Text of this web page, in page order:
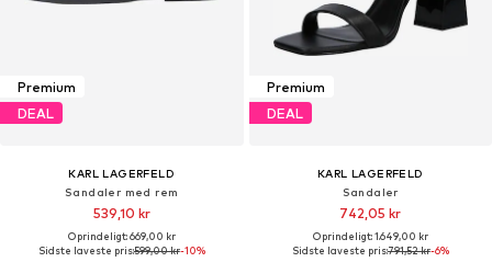
Premium
DEAL
KARL LAGERFELD
Sandaler med rem
539,10 kr
Oprindeligt: 669,00 kr
Sidste laveste pris:599,00 kr-10%
Premium
DEAL
KARL LAGERFELD
Sandaler
742,05 kr
Oprindeligt: 1.649,00 kr
Sidste laveste pris:791,52 kr-6%